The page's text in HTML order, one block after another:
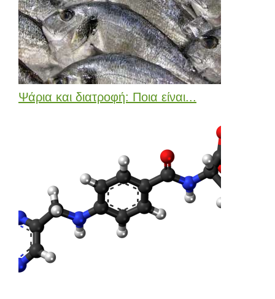
Ψάρια και διατροφή: Ποια είναι...